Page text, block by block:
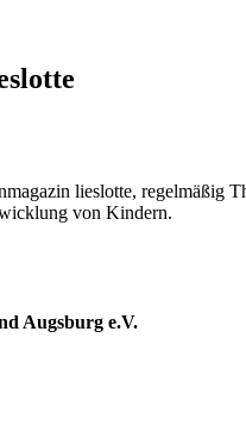
lieslotte, regelmäßig
von Kindern.
Augsburg e.V.